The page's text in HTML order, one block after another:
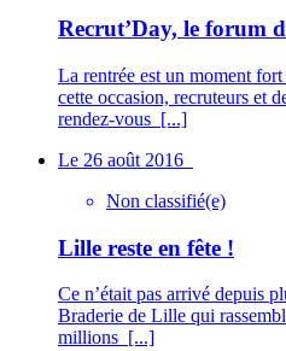
Recrut’Day, le forum
La rentrée est un moment
cette occasion, recruteurs et
rendez-vous [...]
Le 26 août 2016
Non classifié(e)
Lille reste en fête !
Ce n’était pas arrivé depuis
Braderie de Lille qui
millions [...]